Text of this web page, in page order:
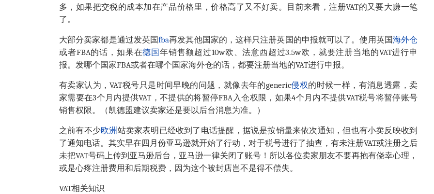
多，如果把交税的成本加在产品价格里，价格高了又不好卖。目前来看，注册VAT的又要大赚一笔
了。
大部分卖家都是通过发英国fba再发其他国家的，这样只注册英国的申报就可以了。使用英国海外仓
或者FBA的话，如果在德国 年销售额超过10w欧、法意西超过3.5w欧，就要注册当地的VAT进行申
报。发哪个国家FBA或者在哪个国家海外仓的话，都要注册当地的VAT进行申报。
有卖家认为，VAT税号只是时间早晚的问题，就像去年的generic侵权的时候一样，有消息透露，卖
家需要在3个月内提供VAT，不提供的将暂停FBA入仓权限，如果4个月内不提供VAT税号将暂停账号
销售权限。（凯德盟建议卖家还是要以后台消息为准。）
之前有不少欧洲 站卖家表明已经收到了电话提醒，据说是按销量来依次通知，但也有小卖反映收到
了通知电话。其实早在四月份亚马逊就开始了行动，对于税号进行了抽查，有未注册VAT或注册之后
未把VAT号码上传到亚马逊后台，亚马逊一律关闭了账号！所以各位卖家朋友不要再抱有侥幸心理，
或是心疼注册费用和后期税费，因为这个被封店岂不是得不偿失。
VAT相关知识